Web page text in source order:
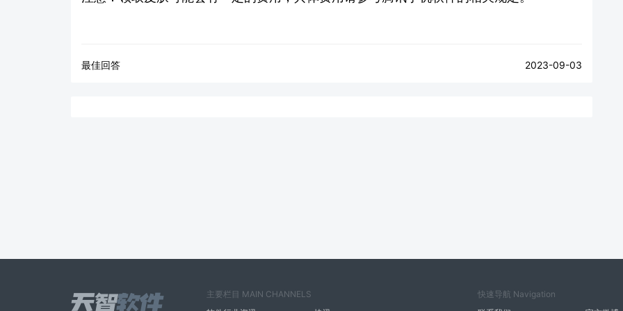
最佳回答 2023-09-03
主要栏目 MAIN CHANNELS
快速导航 Navigation